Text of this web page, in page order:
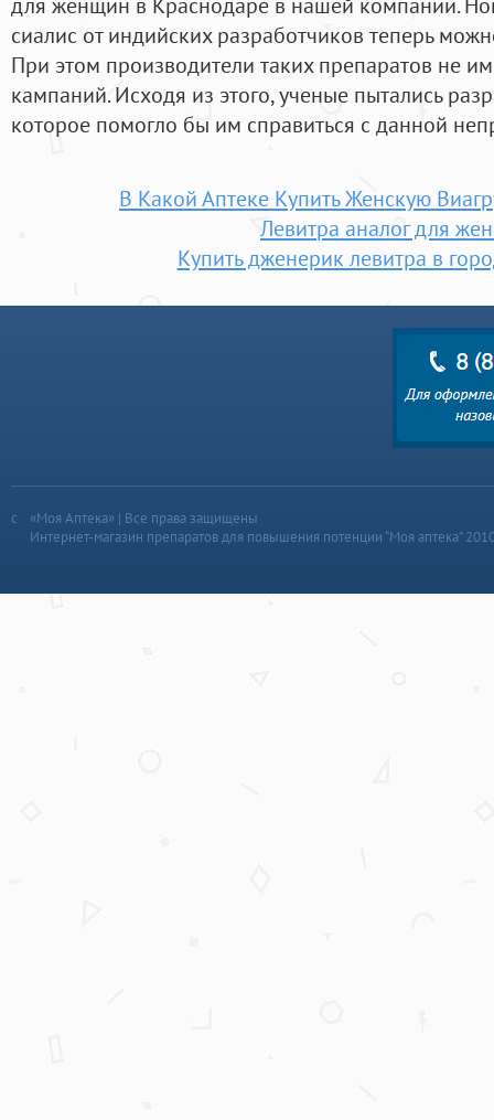
сиалис от индийских разработчиков теперь
При этом производители таких препаратов не
кампаний. Исходя из этого, ученые пытались
которое помогло бы им справиться с данной
В Какой Аптеке Купить Женскую
Левитра аналог для
Купить дженерик левитра в
«Моя Аптека» | Все права защищены
Интернет-магазин препаратов для повышения потенции “Моя аптека”